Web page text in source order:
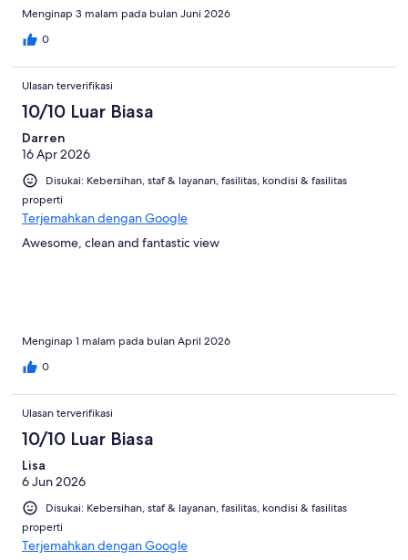
Menginap 3 malam pada bulan Juni 2026
0
Ulasan terverifikasi
10/10 Luar Biasa
Darren
16 Apr 2026
Disukai: Kebersihan, staf & layanan, fasilitas, kondisi & fasilitas
properti
Terjemahkan dengan Google
Awesome, clean and fantastic view
Menginap 1 malam pada bulan April 2026
0
Ulasan terverifikasi
10/10 Luar Biasa
Lisa
6 Jun 2026
Disukai: Kebersihan, staf & layanan, fasilitas, kondisi & fasilitas
properti
Terjemahkan dengan Google